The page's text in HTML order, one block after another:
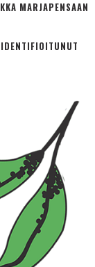
MARJAPENSAAN